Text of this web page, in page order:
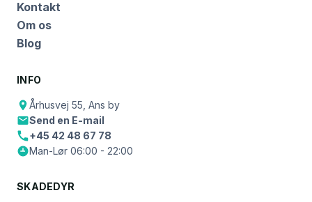
Kontakt
Om os
Blog
INFO
Århusvej 55, Ans by
Send en E-mail
+45 42 48 67 78
Man-Lør 06:00 - 22:00
SKADEDYR